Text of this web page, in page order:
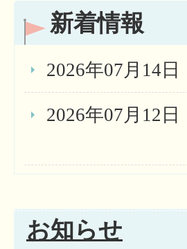
新着情報
2026年07月14日
2026年07月12日
お知らせ